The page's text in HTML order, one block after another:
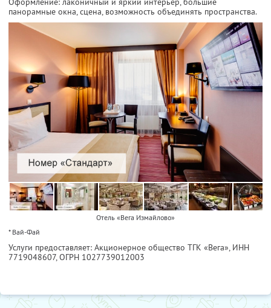
панорамные окна, сцена, возможность объединять пространства.
Отель «Вега Измайлово»
* Вай-Фай
Услуги предоставляет: Акционерное общество ТГК «Вега», ИНН
7719048607, ОГРН 1027739012003